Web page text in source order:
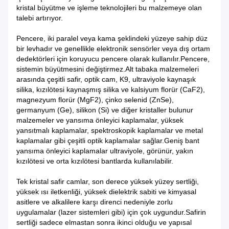
kristal büyütme ve işleme teknolojileri bu malzemeye olan
talebi artırıyor.
Pencere, iki paralel veya kama şeklindeki yüzeye sahip düz
bir levhadır ve genellikle elektronik sensörler veya dış ortam
dedektörleri için koruyucu pencere olarak kullanılır.Pencere,
sistemin büyütmesini değiştirmez.Alt tabaka malzemeleri
arasında çeşitli safir, optik cam, K9, ultraviyole kaynaşık
silika, kızılötesi kaynaşmış silika ve kalsiyum florür (CaF2),
magnezyum florür (MgF2), çinko selenid (ZnSe),
germanyum (Ge), silikon (Si) ve diğer kristaller bulunur
malzemeler ve yansıma önleyici kaplamalar, yüksek
yansıtmalı kaplamalar, spektroskopik kaplamalar ve metal
kaplamalar gibi çeşitli optik kaplamalar sağlar.Geniş bant
yansıma önleyici kaplamalar ultraviyole, görünür, yakın
kızılötesi ve orta kızılötesi bantlarda kullanılabilir.
Tek kristal safir camlar, son derece yüksek yüzey sertliği,
yüksek ısı iletkenliği, yüksek dielektrik sabiti ve kimyasal
asitlere ve alkalilere karşı direnci nedeniyle zorlu
uygulamalar (lazer sistemleri gibi) için çok uygundur.Safirin
sertliği sadece elmastan sonra ikinci olduğu ve yapısal